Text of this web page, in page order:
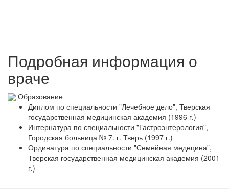
Подробная информация о
враче
Образование
Диплом по специальности "Лечебное дело", Тверская
государственная медицинская академия (1996 г.)
Интернатура по специальности "Гастроэнтерология",
Городская больница № 7. г. Тверь (1997 г.)
Ординатура по специальности "Семейная медецина",
Тверская государственная медицинская академия (2001
г.)